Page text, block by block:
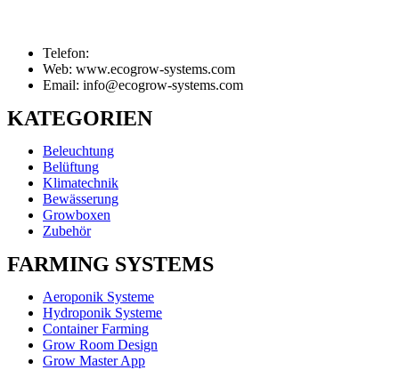
Telefon:
Web: www.ecogrow-systems.com
Email: info@ecogrow-systems.com
KATEGORIEN
Beleuchtung
Belüftung
Klimatechnik
Bewässerung
Growboxen
Zubehör
FARMING SYSTEMS
Aeroponik Systeme
Hydroponik Systeme
Container Farming
Grow Room Design
Grow Master App